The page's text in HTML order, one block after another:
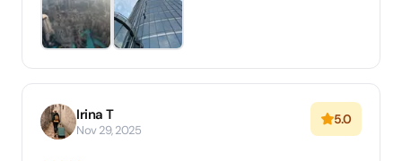
Irina T
Nov 29, 2025
5.0